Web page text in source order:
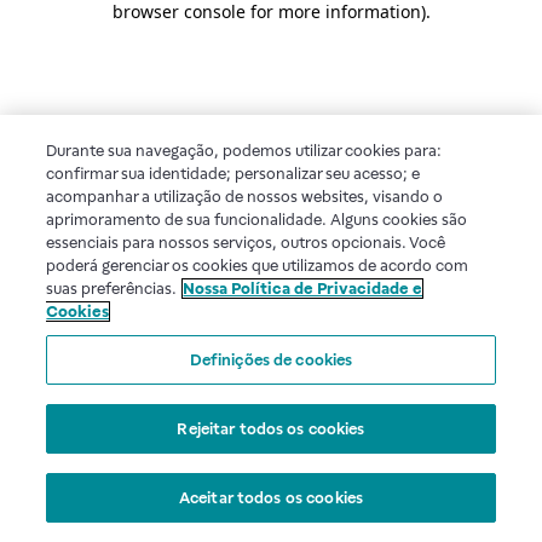
browser console for more information).
Durante sua navegação, podemos utilizar cookies para:
confirmar sua identidade; personalizar seu acesso; e
acompanhar a utilização de nossos websites, visando o
aprimoramento de sua funcionalidade. Alguns cookies são
essenciais para nossos serviços, outros opcionais. Você
poderá gerenciar os cookies que utilizamos de acordo com
suas preferências. Nossa Política de Privacidade e
Cookies
Definições de cookies
Rejeitar todos os cookies
Aceitar todos os cookies